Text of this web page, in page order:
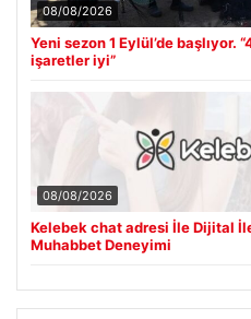
08/08/2026
Yeni sezon 1 Eylül’de başlıyor.
işaretler iyi”
08/08/2026
Kelebek chat adresi İle Dijital
Muhabbet Deneyimi